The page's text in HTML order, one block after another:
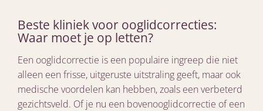
Beste kliniek voor ooglidcorrecties:
Waar moet je op letten?
Een ooglidcorrectie is een populaire ingreep die niet
alleen een frisse, uitgeruste uitstraling geeft, maar ook
medische voordelen kan hebben, zoals een verbeterd
gezichtsveld. Of je nu een bovenooglidcorrectie of een